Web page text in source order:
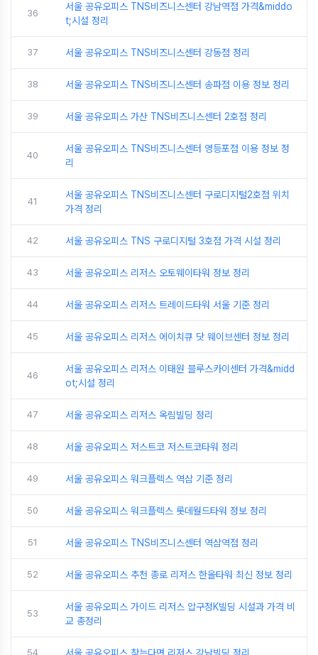
36
서울 공유오피스 TNS비즈니스센터 강남역점 가격&middo
t;시설 정리
37 서울 공유오피스 TNS비즈니스센터 강동점 정리
38 서울 공유오피스 TNS비즈니스센터 송파점 이용 정보 정리
39 서울 공유오피스 가산 TNS비즈니스센터 2호점 정리
40
서울 공유오피스 TNS비즈니스센터 영등포점 이용 정보 정
리
41
서울 공유오피스 TNS비즈니스센터 구로디지털2호점 위치
가격 정리
42 서울 공유오피스 TNS 구로디지털 3호점 가격 시설 정리
43 서울 공유오피스 리저스 오토웨이타워 정보 정리
44 서울 공유오피스 리저스 트레이드타워 서울 기준 정리
45 서울 공유오피스 리저스 에이치큐 닷 웨이브센터 정보 정리
46
서울 공유오피스 리저스 이태원 블루스카이센터 가격&midd
ot;시설 정리
47 서울 공유오피스 리저스 옥림빌딩 정리
48 서울 공유오피스 저스트코 저스트코타워 정리
49 서울 공유오피스 워크플렉스 역삼 기준 정리
50 서울 공유오피스 워크플렉스 롯데월드타워 정보 정리
51 서울 공유오피스 TNS비즈니스센터 역삼역점 정리
52 서울 공유오피스 추천 종로 리저스 한올타워 최신 정보 정리
53
서울 공유오피스 가이드 리저스 압구정K빌딩 시설과 가격 비
교 총정리
54